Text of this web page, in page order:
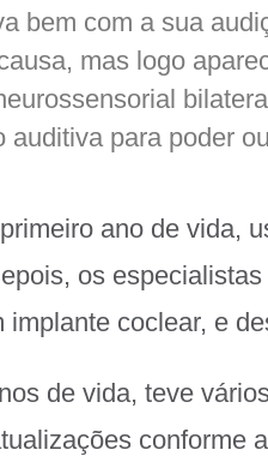
bem com a sua
mas logo
auditiva para poder
ano de vida,
os
implante coclear, e
de vida, teve
conforme